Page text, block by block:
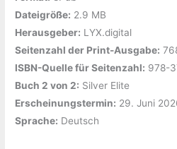
Dateigröße: ‎2.9 MB
Herausgeber: ‎LYX.digital
Seitenzahl der Print-Ausgabe:
ISBN-Quelle für Seitenzahl: ‎978-
Buch 2 von 2: ‎Silver Elite
Erscheinungstermin: ‎29. Juni
Sprache: ‎Deutsch